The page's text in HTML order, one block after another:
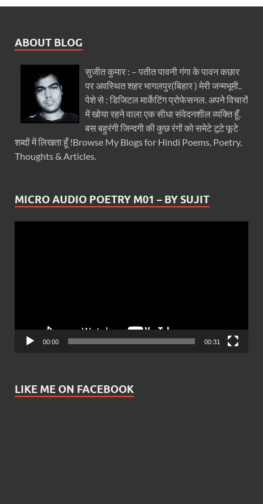
ABOUT BLOG
सुजीत कुमार : – पतीत पावनी गंगा के पावन कछार
पर अवस्थित शहर भागलपुर(बिहार ) मेरी जन्मभूमी..
पेशे से : डिजिटल मार्केटिंग प्रोफेसनल. अपने विचारों
में खोया रहने वाला एक सीधा संवेदनशील व्यक्ति हूँ.
बस बहुरंगी जिन्दगी की कुछ रंगों को समेटे टूटे फूटे
शब्दों में लिखता हूँ !Browse My Blogs for Hindi Poems, Poetry,
Thoughts & Articles.
MICRO AUDIO POETRY M01 – BY SUJIT
00:00 00:31
LIKE ME ON FACEBOOK